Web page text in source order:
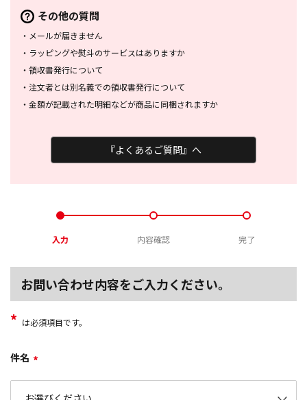
その他の質問
・ メールが届きません
・ ラッピングや熨斗のサービスはありますか
・ 領収書発行について
・ 注文者とは別名義での領収書発行について
・ 金額が記載された明細などが商品に同梱されますか
『よくあるご質問』へ
入力 内容確認 完了
お問い合わせ内容をご入力ください。
* は必須項目です。
件名 *